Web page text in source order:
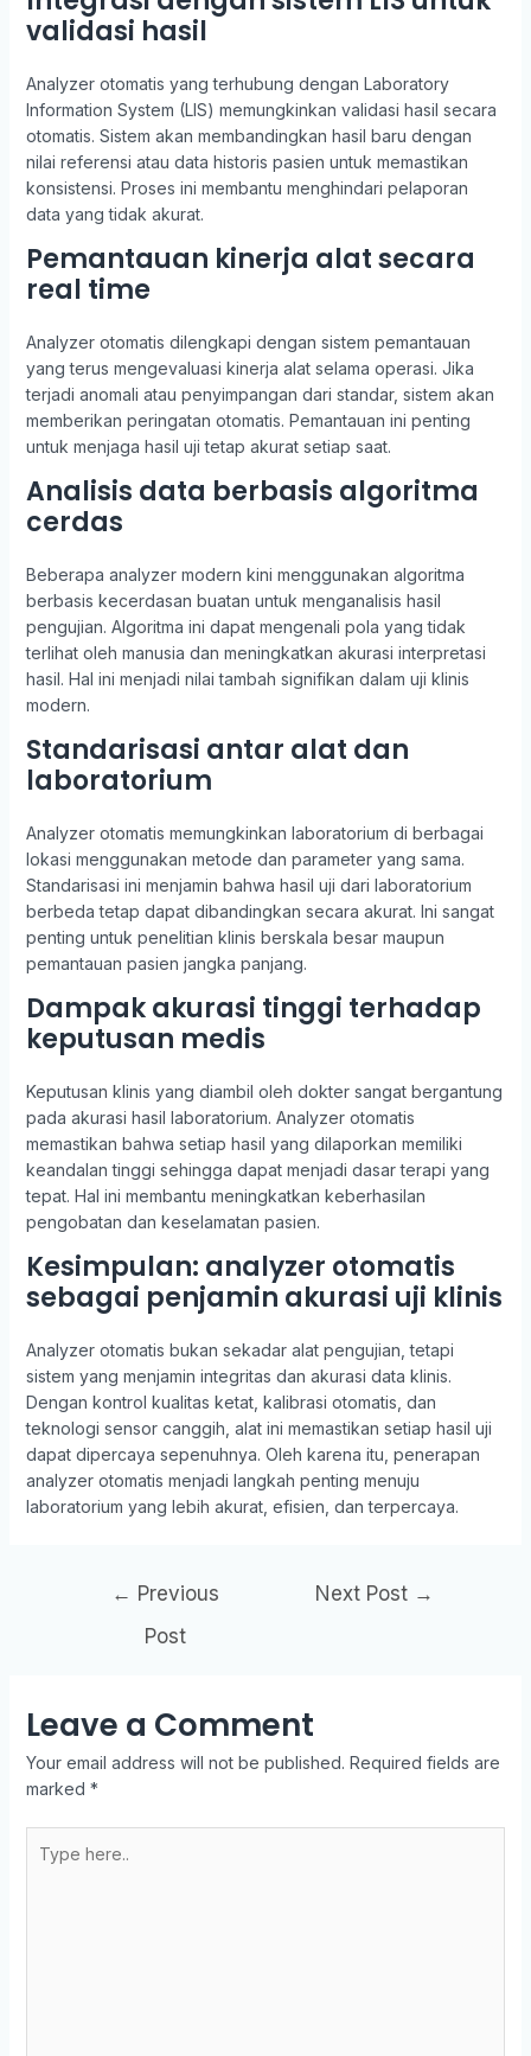
validasi hasil
Analyzer otomatis yang terhubung dengan Laboratory
Information System (LIS) memungkinkan validasi hasil secara
otomatis. Sistem akan membandingkan hasil baru dengan
nilai referensi atau data historis pasien untuk memastikan
konsistensi. Proses ini membantu menghindari pelaporan
data yang tidak akurat.
Pemantauan kinerja alat secara
real time
Analyzer otomatis dilengkapi dengan sistem pemantauan
yang terus mengevaluasi kinerja alat selama operasi. Jika
terjadi anomali atau penyimpangan dari standar, sistem akan
memberikan peringatan otomatis. Pemantauan ini penting
untuk menjaga hasil uji tetap akurat setiap saat.
Analisis data berbasis algoritma
cerdas
Beberapa analyzer modern kini menggunakan algoritma
berbasis kecerdasan buatan untuk menganalisis hasil
pengujian. Algoritma ini dapat mengenali pola yang tidak
terlihat oleh manusia dan meningkatkan akurasi interpretasi
hasil. Hal ini menjadi nilai tambah signifikan dalam uji klinis
modern.
Standarisasi antar alat dan
laboratorium
Analyzer otomatis memungkinkan laboratorium di berbagai
lokasi menggunakan metode dan parameter yang sama.
Standarisasi ini menjamin bahwa hasil uji dari laboratorium
berbeda tetap dapat dibandingkan secara akurat. Ini sangat
penting untuk penelitian klinis berskala besar maupun
pemantauan pasien jangka panjang.
Dampak akurasi tinggi terhadap
keputusan medis
Keputusan klinis yang diambil oleh dokter sangat bergantung
pada akurasi hasil laboratorium. Analyzer otomatis
memastikan bahwa setiap hasil yang dilaporkan memiliki
keandalan tinggi sehingga dapat menjadi dasar terapi yang
tepat. Hal ini membantu meningkatkan keberhasilan
pengobatan dan keselamatan pasien.
Kesimpulan: analyzer otomatis
sebagai penjamin akurasi uji klinis
Analyzer otomatis bukan sekadar alat pengujian, tetapi
sistem yang menjamin integritas dan akurasi data klinis.
Dengan kontrol kualitas ketat, kalibrasi otomatis, dan
teknologi sensor canggih, alat ini memastikan setiap hasil uji
dapat dipercaya sepenuhnya. Oleh karena itu, penerapan
analyzer otomatis menjadi langkah penting menuju
laboratorium yang lebih akurat, efisien, dan terpercaya.
← Previous
Post
Next Post →
Leave a Comment
Your email address will not be published. Required fields are
marked *